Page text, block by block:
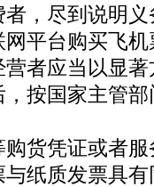
，尽到说明义
网平台购买飞
者应当以显
按国家主管
购货凭证或者
纸质发票具